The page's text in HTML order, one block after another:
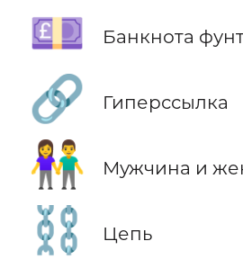
💷 Банкнота
🔗 Гиперссылка
👫 Мужчина и
⛓️ Цепь